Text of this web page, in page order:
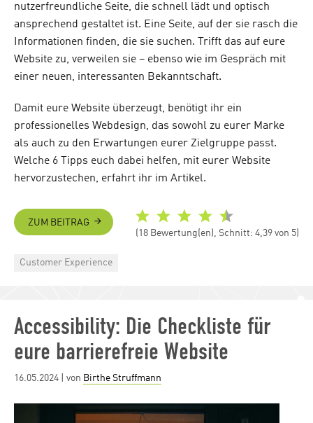
nutzerfreundliche Seite, die schnell lädt und optisch
ansprechend gestaltet ist. Eine Seite, auf der sie rasch die
Informationen finden, die sie suchen. Trifft das auf eure
Website zu, verweilen sie – ebenso wie im Gespräch mit
einer neuen, interessanten Bekanntschaft.
Damit eure Website überzeugt, benötigt ihr ein
professionelles Webdesign, das sowohl zu eurer Marke
als auch zu den Erwartungen eurer Zielgruppe passt.
Welche 6 Tipps euch dabei helfen, mit eurer Website
hervorzustechen, erfahrt ihr im Artikel.
ZUM BEITRAG
(18 Bewertung(en), Schnitt: 4,39 von 5)
Categories
Customer Experience
Accessibility: Die Checkliste für
eure barrierefreie Website
Posted
16.05.2024 | von Birthe Struffmann